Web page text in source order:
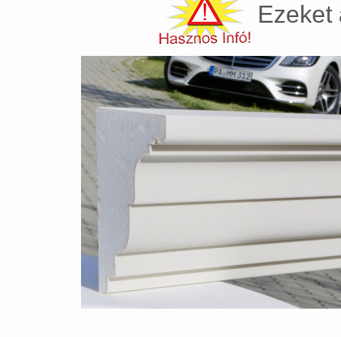
Ezeket